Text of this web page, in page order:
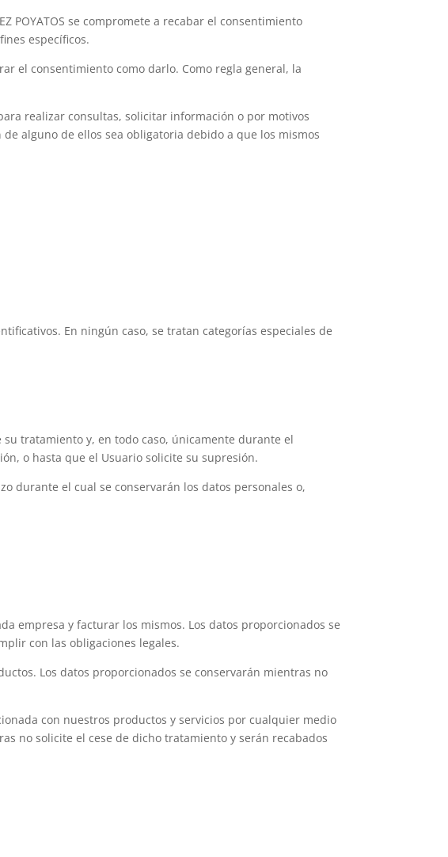
POYATOS se compromete a recabar el consentimiento
específicos.
el consentimiento como darlo. Como regla general, la
realizar consultas, solicitar información o por motivos
alguno de ellos sea obligatoria debido a que los mismos
En ningún caso, se tratan categorías especiales de
tratamiento y, en todo caso, únicamente durante el
o hasta que el Usuario solicite su supresión.
durante el cual se conservarán los datos personales o,
empresa y facturar los mismos. Los datos proporcionados se
con las obligaciones legales.
Los datos proporcionados se conservarán mientras no
con nuestros productos y servicios por cualquier medio
no solicite el cese de dicho tratamiento y serán recabados